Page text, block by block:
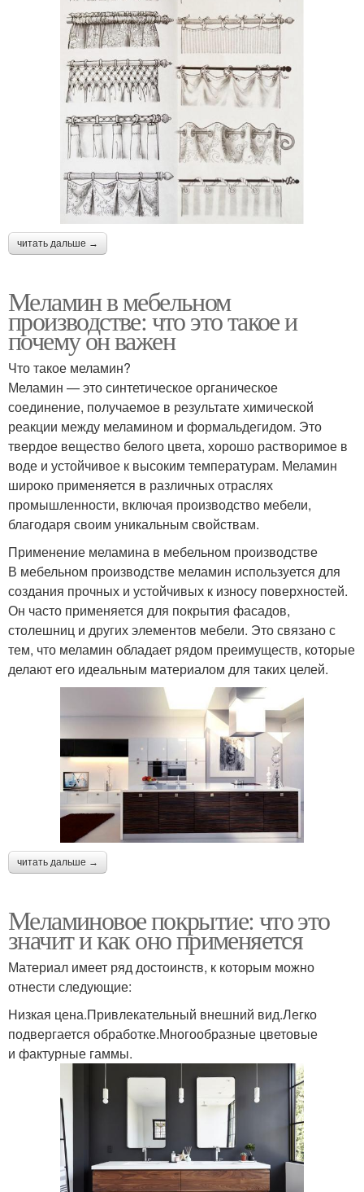
читать дальше →
Меламин в мебельном
производстве: что это такое и
почему он важен
Что такое меламин?
Меламин — это синтетическое органическое
соединение, получаемое в результате химической
реакции между меламином и формальдегидом. Это
твердое вещество белого цвета, хорошо растворимое в
воде и устойчивое к высоким температурам. Меламин
широко применяется в различных отраслях
промышленности, включая производство мебели,
благодаря своим уникальным свойствам.
Применение меламина в мебельном производстве
В мебельном производстве меламин используется для
создания прочных и устойчивых к износу поверхностей.
Он часто применяется для покрытия фасадов,
столешниц и других элементов мебели. Это связано с
тем, что меламин обладает рядом преимуществ, которые
делают его идеальным материалом для таких целей.
читать дальше →
Меламиновое покрытие: что это
значит и как оно применяется
Материал имеет ряд достоинств, к которым можно
отнести следующие:
Низкая цена.Привлекательный внешний вид.Легко
подвергается обработке.Многообразные цветовые
и фактурные гаммы.